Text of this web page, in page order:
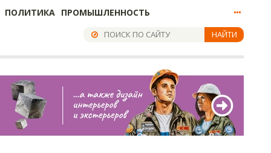
ПОЛИТИКА ПРОМЫШЛЕННОСТЬ
НАЙТИ